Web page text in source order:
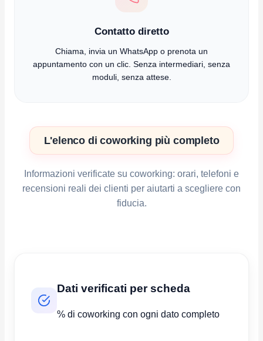
L'elenco di coworking più completo
Informazioni verificate su coworking: orari, telefoni e
recensioni reali dei clienti per aiutarti a scegliere con
fiducia.
Dati verificati per scheda
% di coworking con ogni dato completo
Contatto diretto
Chiama, invia un WhatsApp o prenota un
appuntamento con un clic. Senza intermediari, senza
moduli, senza attese.